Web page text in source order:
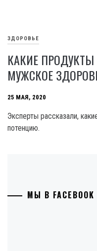
ЗДОРОВЬЕ
КАКИЕ
МУЖСКОЕ
25 МАЯ, 2020
Эксперты рассказали,
потенцию.
МЫ В FACEBOOK